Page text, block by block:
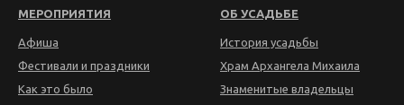
МЕРОПРИЯТИЯ
Афиша
Фестивали и праздники
Как это было
ОБ УСАДЬБЕ
История усадьбы
Храм Архангела Михаила
Знаменитые владельцы